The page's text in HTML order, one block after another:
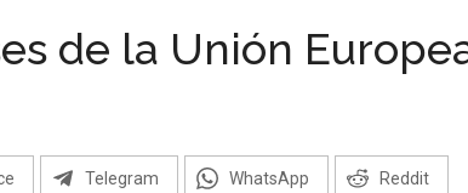
de la Unión
Telegram WhatsApp Reddit